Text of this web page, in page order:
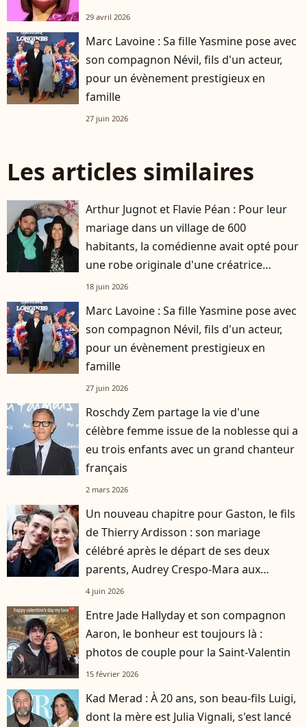
29 avril 2026
Marc Lavoine : Sa fille Yasmine pose avec
son compagnon Névil, fils d'un acteur,
pour un évènement prestigieux en
famille
27 juin 2026
Les articles similaires
Arthur Jugnot et Flavie Péan : Pour leur
mariage dans un village de 600
habitants, la comédienne avait opté pour
une robe originale d'une créatrice
française
18 juin 2026
Marc Lavoine : Sa fille Yasmine pose avec
son compagnon Névil, fils d'un acteur,
pour un évènement prestigieux en
famille
27 juin 2026
Roschdy Zem partage la vie d'une
célèbre femme issue de la noblesse qui a
eu trois enfants avec un grand chanteur
français
2 mars 2026
Un nouveau chapitre pour Gaston, le fils
de Thierry Ardisson : son mariage
célébré après le départ de ses deux
parents, Audrey Crespo-Mara aux
premières loges
4 juin 2026
Entre Jade Hallyday et son compagnon
Aaron, le bonheur est toujours là :
photos de couple pour la Saint-Valentin
15 février 2026
Kad Merad : À 20 ans, son beau-fils Luigi,
dont la mère est Julia Vignali, s'est lancé